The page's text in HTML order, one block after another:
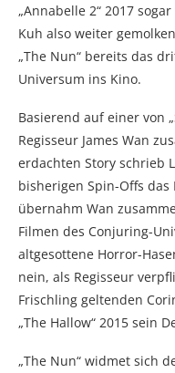
„Annabelle 2“ 2017
Kuh also weiter
„The Nun“ bereits das
Universum ins Kino.
Basierend auf einer von
Regisseur James Wan
erdachten Story schrieb
bisherigen Spin-Offs
übernahm Wan
Filmen des Conjuring-
altgesottene Horror-
nein, als Regisseur
Frischling geltenden
„The Hallow“ 2015 sein
„The Nun“ widmet sich